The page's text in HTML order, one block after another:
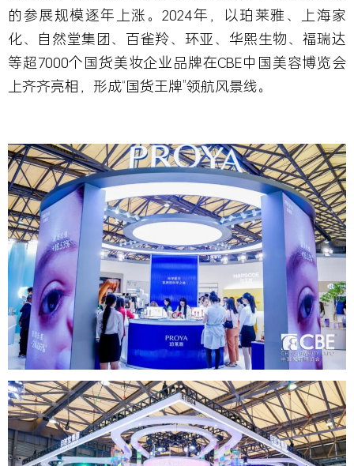
的参展规模逐年上涨。2024年，以珀莱雅、上海家
化、自然堂集团、百雀羚、环亚、华熙生物、福瑞达
等超7000个国货美妆企业品牌在CBE中国美容博览会
上齐齐亮相，形成“国货王牌”领航风景线。